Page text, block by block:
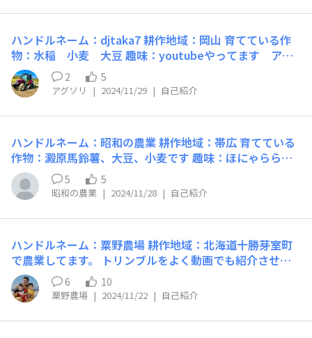
ハンドルネーム：djtaka7 耕作地域：岡山 育てている作
物：水稲 小麦 大豆 趣味：youtubeやってます アグ
ソリ 得意なこと：
2 5
アグソリ | 2024/11/29 | 自己紹介
ハンドルネーム：昭和の農業 耕作地域：帯広 育てている
作物：澱原馬鈴薯、大豆、小麦です 趣味：ほにゃららラ
5 5
昭和の農業 | 2024/11/28 | 自己紹介
ハンドルネーム：粟野農場 耕作地域：北海道十勝芽室町
で農業してます。 トリンブルをよく動画でも紹介させて
頂いていますが、まだまだ使い方は熟知しておりません。
皆様方のご指導をよろしくお願いします。 育てている作
物： 趣味： 得意なこと：
6 10
粟野農場 | 2024/11/22 | 自己紹介